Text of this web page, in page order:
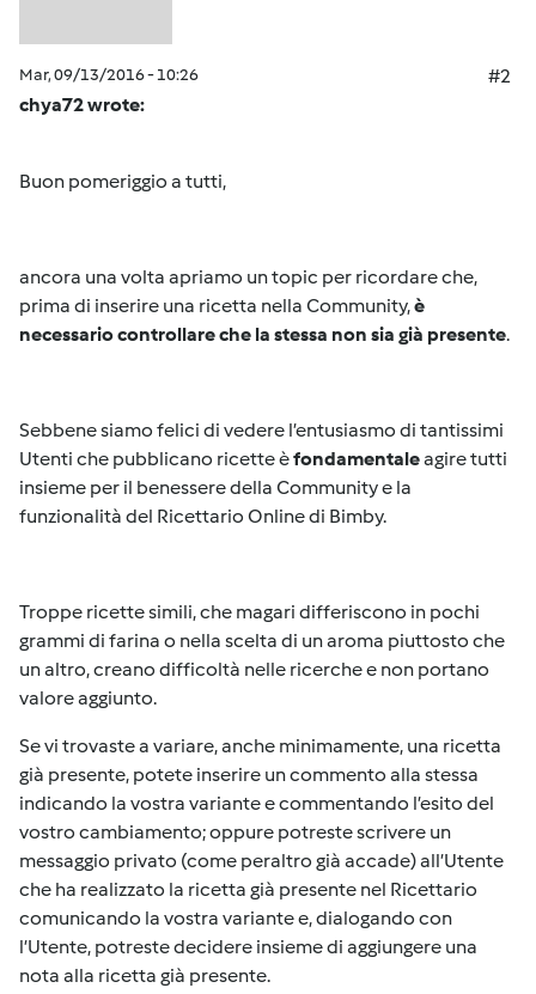
Mar, 09/13/2016 - 10:26
#2
chya72 wrote:
Buon pomeriggio a tutti,
ancora una volta apriamo un topic per ricordare che,
prima di inserire una ricetta nella Community,è
necessario controllare che la stessa non sia già presente.
Sebbene siamo felici di vedere l’entusiasmo di tantissimi
Utenti che pubblicano ricette èfondamentaleagire tutti
insieme per il benessere della Community e la
funzionalità del Ricettario Online di Bimby.
Troppe ricette simili, che magari differiscono in pochi
grammi di farina o nella scelta di un aroma piuttosto che
un altro, creano difficoltà nelle ricerche e non portano
valore aggiunto.
Se vi trovaste a variare, anche minimamente, una ricetta
già presente, potete inserire un commento alla stessa
indicando la vostra variante e commentando l’esito del
vostro cambiamento; oppure potreste scrivere un
messaggio privato (come peraltro già accade) all’Utente
che ha realizzato la ricetta già presente nel Ricettario
comunicando la vostra variante e, dialogando con
l’Utente, potreste decidere insieme di aggiungere una
nota alla ricetta già presente.